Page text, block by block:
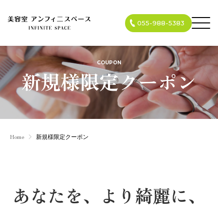
055-988-5383
COUPON
新規様限定クーポン
Home 新規様限定クーポン
あなたを、より綺麗に、